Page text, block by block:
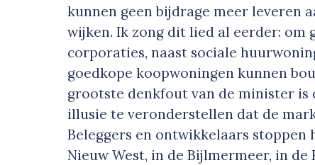
kunnen geen bijdrage meer leveren
wijken. Ik zong dit lied al eerder: om
corporaties, naast sociale
goedkope koopwoningen kunnen
grootste denkfout van de minister
illusie te veronderstellen dat de
Beleggers en ontwikkelaars
Nieuw West, in de Bijlmermeer, in